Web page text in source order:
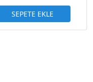
SEPETE EKLE